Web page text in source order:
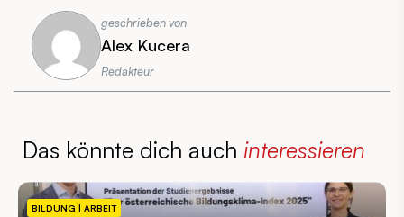
geschrieben von
Alex Kucera
Redakteur
Das könnte dich auch interessieren
BILDUNG | ARBEIT